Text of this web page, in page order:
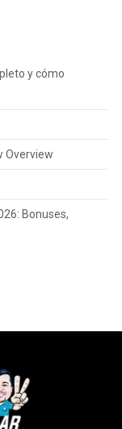
y cómo
Overview
Bonuses,